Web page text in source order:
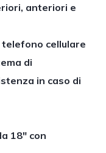
anteriori e
telefono cellulare
di
in caso di
18″ con